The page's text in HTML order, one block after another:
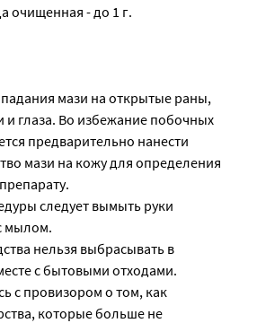
очищенная - до 1 г.
мази на открытые раны,
и глаза. Во избежание побочных
предварительно нанести
мази на кожу для определения
следует вымыть руки
мылом.
нельзя выбрасывать в
с бытовыми отходами.
с провизором о том, как
которые больше не